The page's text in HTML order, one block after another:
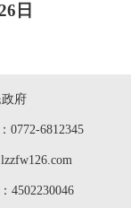
日
府
6812345
4502230046